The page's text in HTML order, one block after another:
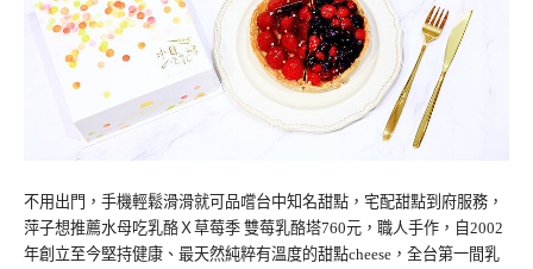
不用出門，手機輕鬆滑滑就可品嚐台中知名甜點，宅配甜點到府服務，
萍子想推薦水母吃乳酪Ｘ草莓季 雙莓乳酪塔760元，職人手作，自2002
年創立至今堅持健康、最天然純粹有溫度的甜點cheese，全台第一間乳